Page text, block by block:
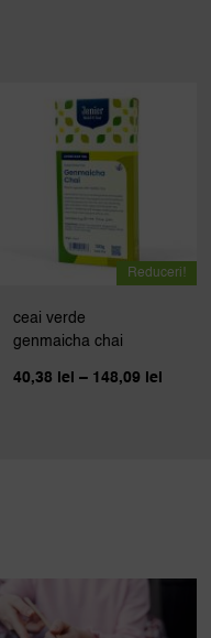
Reduceri!
ceai verde
genmaicha chai
40,38 lei – 148,09 lei Interval